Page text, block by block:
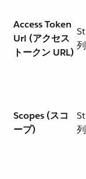
Access Token
Url (アクセス
トークン URL)
Scopes (スコ
ープ)